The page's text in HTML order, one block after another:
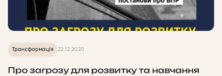
Трансформація 22.12.2020
Про загрозу для розвитку та навчання